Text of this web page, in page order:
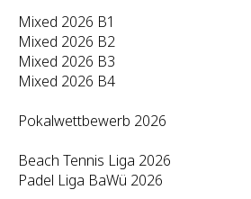
Mixed 2026 B1
Mixed 2026 B2
Mixed 2026 B3
Mixed 2026 B4
Pokalwettbewerb 2026
Beach Tennis Liga 2026
Padel Liga BaWü 2026